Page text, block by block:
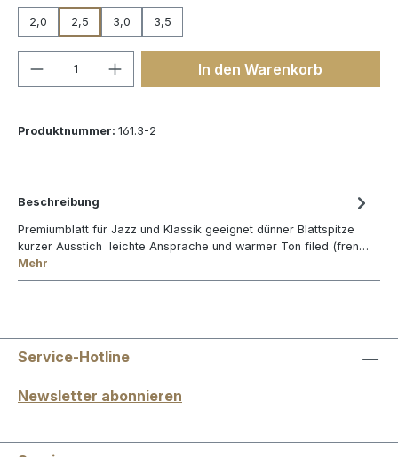
2,0 2,5 3,0 3,5
Produkt Anzahl: Gib denIn den Warenkorb
Produktnummer: 161.3-2
Beschreibung
Premiumblatt für Jazz und Klassik geeignet dünner Blattspitze
kurzer Ausstich leichte Ansprache und warmer Ton filed (fren…
Mehr
Service-Hotline
Newsletter abonnieren